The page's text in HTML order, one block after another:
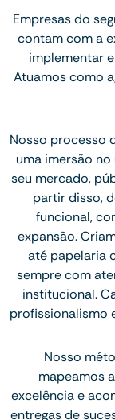
Empresas do
contam com a
implementar
Atuamos como
Nosso processo
uma imersão
seu mercado,
partir disso,
funcional,
expansão.
até papelaria
sempre com
institucional.
profissionalismo
Nosso
mapeamos
excelência e
entregas de